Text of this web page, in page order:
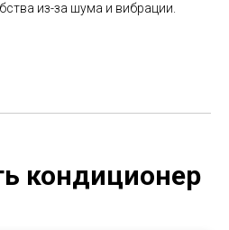
из-за шума и вибрации.
кондиционер